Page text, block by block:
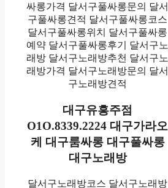
싸롱가격 달서구풀싸롱문의 달서
구풀싸롱견적 달서구풀싸롱코스
달서구풀싸롱위치 달서구풀싸롱
예약 달서구풀싸롱후기 달서구노
래방 달서구노래방추천 달서구노
래방가격 달서구노래방문의 달서
구노래방견적
대구유흥주점
O1O.8339.2224 대구가라오
케 대구룸싸롱 대구풀싸롱
대구노래방
달서구노래방코스 달서구노래방